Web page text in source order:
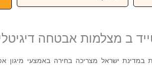
ב מצלמות אבטחה
במדינת ישראל מצריכה בחירה באמצעי מיגון